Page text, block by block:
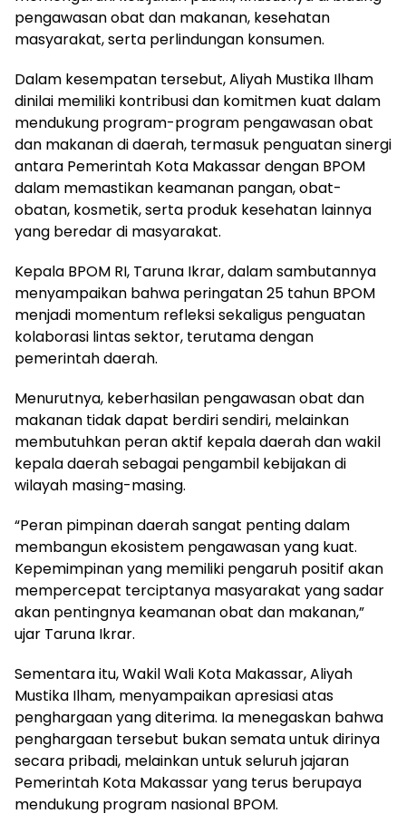
pengawasan obat dan makanan, kesehatan
masyarakat, serta perlindungan konsumen.
Dalam kesempatan tersebut, Aliyah Mustika Ilham
dinilai memiliki kontribusi dan komitmen kuat dalam
mendukung program-program pengawasan obat
dan makanan di daerah, termasuk penguatan sinergi
antara Pemerintah Kota Makassar dengan BPOM
dalam memastikan keamanan pangan, obat-
obatan, kosmetik, serta produk kesehatan lainnya
yang beredar di masyarakat.
Kepala BPOM RI, Taruna Ikrar, dalam sambutannya
menyampaikan bahwa peringatan 25 tahun BPOM
menjadi momentum refleksi sekaligus penguatan
kolaborasi lintas sektor, terutama dengan
pemerintah daerah.
Menurutnya, keberhasilan pengawasan obat dan
makanan tidak dapat berdiri sendiri, melainkan
membutuhkan peran aktif kepala daerah dan wakil
kepala daerah sebagai pengambil kebijakan di
wilayah masing-masing.
“Peran pimpinan daerah sangat penting dalam
membangun ekosistem pengawasan yang kuat.
Kepemimpinan yang memiliki pengaruh positif akan
mempercepat terciptanya masyarakat yang sadar
akan pentingnya keamanan obat dan makanan,”
ujar Taruna Ikrar.
Sementara itu, Wakil Wali Kota Makassar, Aliyah
Mustika Ilham, menyampaikan apresiasi atas
penghargaan yang diterima. Ia menegaskan bahwa
penghargaan tersebut bukan semata untuk dirinya
secara pribadi, melainkan untuk seluruh jajaran
Pemerintah Kota Makassar yang terus berupaya
mendukung program nasional BPOM.